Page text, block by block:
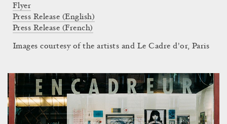
Flyer
Press Release (English)
Press Release (French)
Images courtesy of the artists and Le Cadre d'or, Paris